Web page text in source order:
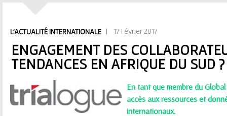
L'ACTUALITÉ INTERNATIONALE | 17 Février 2017
ENGAGEMENT DES
TENDANCES EN AFRIQUE DU SUD ?
En tant que membre du
accès aux ressources et
internationaux.